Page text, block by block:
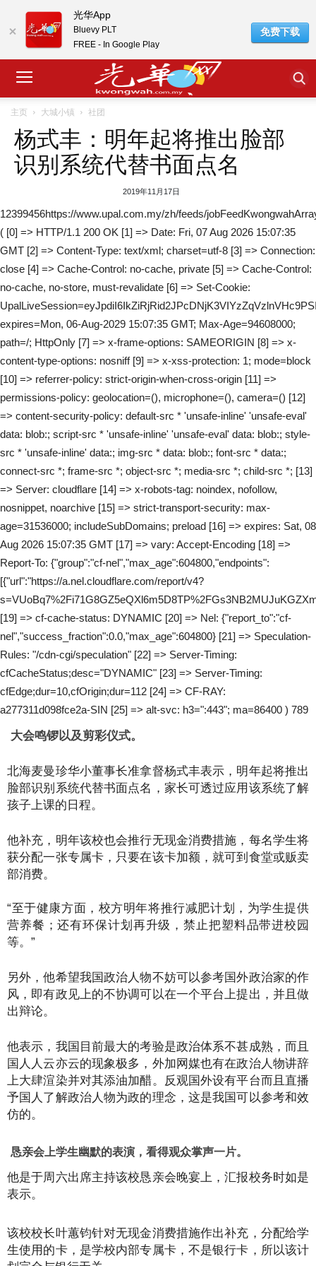
主页 大城小镇 社团
杨式丰：明年起将推出脸部
识别系统代替书面点名
2019年11月17日
12399456https://www.upal.com.my/zh/feeds/
( [0] => HTTP/1.1 200 OK [1] => Date: Fri, 07 Aug 2026 15:07:35
GMT [2] => Content-Type: text/xml; charset=utf-8 [3] => Connection:
close [4] => Cache-Control: no-cache, private [5] => Cache-Control:
no-cache, no-store, must-revalidate [6] => Set-Cookie:
expires=Mon, 06-Aug-2029 15:07:35 GMT; Max-Age=94608000;
path=/; HttpOnly [7] => x-frame-options: SAMEORIGIN [8] => x-
content-type-options: nosniff [9] => x-xss-protection: 1; mode=block
[10] => referrer-policy: strict-origin-when-cross-origin [11] =>
permissions-policy: geolocation=(), microphone=(), camera=() [12]
=> content-security-policy: default-src * 'unsafe-inline' 'unsafe-eval'
data: blob:; script-src * 'unsafe-inline' 'unsafe-eval' data: blob:; style-
src * 'unsafe-inline' data:; img-src * data: blob:; font-src * data:;
connect-src *; frame-src *; object-src *; media-src *; child-src *; [13]
=> Server: cloudflare [14] => x-robots-tag: noindex, nofollow,
nosnippet, noarchive [15] => strict-transport-security: max-
age=31536000; includeSubDomains; preload [16] => expires: Sat, 08
Aug 2026 15:07:35 GMT [17] => vary: Accept-Encoding [18] =>
Report-To: {"group":"cf-nel","max_age":604800,"endpoints":
[{"url":"https://a.nel.cloudflare.com/report/v4?
[19] => cf-cache-status: DYNAMIC [20] => Nel: {"report_to":"cf-
nel","success_fraction":0.0,"max_age":604800} [21] => Speculation-
Rules: "/cdn-cgi/speculation" [22] => Server-Timing:
cfCacheStatus;desc="DYNAMIC" [23] => Server-Timing:
cfEdge;dur=10,cfOrigin;dur=112 [24] => CF-RAY:
a277311d098fce2a-SIN [25] => alt-svc: h3=":443"; ma=86400 ) 789
大会鸣锣以及剪彩仪式。
北海麦曼珍华小董事长准拿督杨式丰表示，明年起将推出
脸部识别系统代替书面点名，家长可透过应用该系统了解
孩子上课的日程。
他补充，明年该校也会推行无现金消费措施，每名学生将
获分配一张专属卡，只要在该卡加额，就可到食堂或贩卖
部消费。
“至于健康方面，校方明年将推行减肥计划，为学生提供
营养餐；还有环保计划再升级，禁止把塑料品带进校园
等。”
另外，他希望我国政治人物不妨可以参考国外政治家的作
风，即有政见上的不协调可以在一个平台上提出，并且做
出辩论。
他表示，我国目前最大的考验是政治体系不甚成熟，而且
国人人云亦云的现象极多，外加网媒也有在政治人物讲辞
上大肆渲染并对其添油加醋。反观国外设有平台而且直播
予国人了解政治人物为政的理念，这是我国可以参考和效
仿的。
恳亲会上学生幽默的表演，看得观众掌声一片。
他是于周六出席主持该校恳亲会晚宴上，汇报校务时如是
表示。
该校校长叶蕙钧针对无现金消费措施作出补充，分配给学
生使用的卡，是学校内部专属卡，不是银行卡，所以该计
光华App
Bluevy PLT
FREE - In Google Play
免费下载